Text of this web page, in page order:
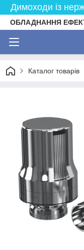
Димоходи із
ОБЛАДНАННЯ
Каталог товарів